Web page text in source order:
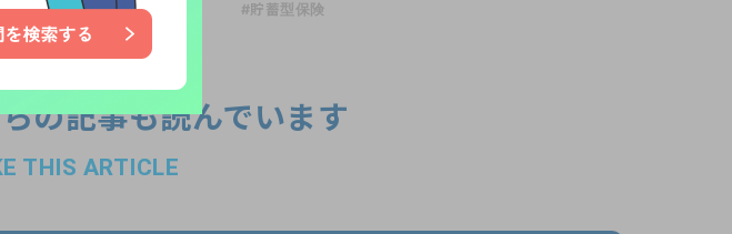
#貯蓄型保険
の記事も読んでいます
THIS ARTICLE